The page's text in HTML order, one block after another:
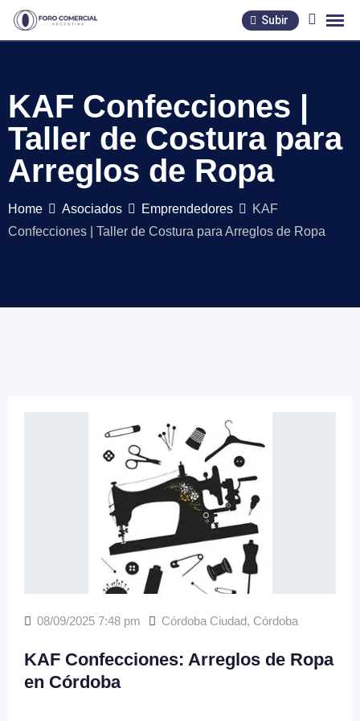
Skip
Subir
KAF Confecciones |
Taller de Costura para
Arreglos de Ropa
Home Asociados Emprendedores
KAF
Confecciones | Taller de Costura para Arreglos de Ropa
08/09/2025 7:48 pm Córdoba Ciudad, Córdoba
KAF Confecciones: Arreglos de Ropa
en Córdoba